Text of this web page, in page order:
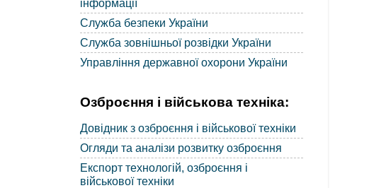
інформації
Служба безпеки України
Служба зовнішньої розвідки України
Управління державної охорони України
Озброєння і військова техніка:
Довідник з озброєння і військової техніки
Огляди та аналізи розвитку озброєння
Експорт технологій, озброєння і
військової техніки